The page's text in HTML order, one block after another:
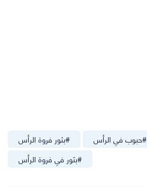
#بثور فروة الرأس #حبوب في الرأس
#بثور في فروة الرأس